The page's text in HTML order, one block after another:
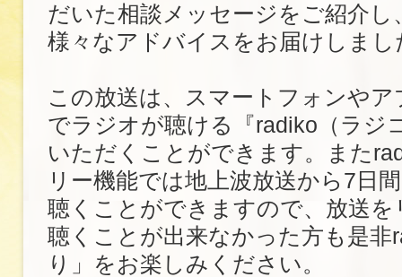
だいた相談メッセージをご紹介し
様々なアドバイスをお届けしまし
この放送は、スマートフォンや
でラジオが聴ける『radiko（ラジ
いただくことができます。また
リー機能では地上波放送から7日
聴くことができますので、放送
聴くことが出来なかった方も是非
り」をお楽しみください。